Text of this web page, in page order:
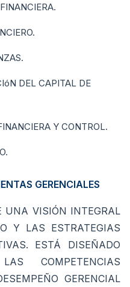
DEL CAPITAL DE
Y CONTROL.
GERENCIALES
UNA VISIÓN INTEGRAL
Y LAS ESTRATEGIAS
ESTÁ DISEÑADO
COMPETENCIAS
GERENCIAL